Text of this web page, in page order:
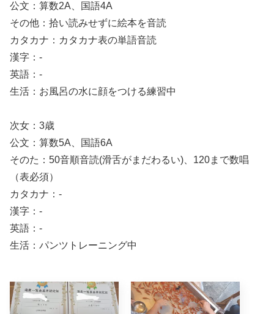
公文：算数2A、国語4A
その他：拾い読みせずに絵本を音読
カタカナ：カタカナ表の単語音読
漢字：-
英語：-
生活：お風呂の水に顔をつける練習中
次女：3歳
公文：算数5A、国語6A
そのた：50音順音読(滑舌がまだわるい)、120まで数唱
（表必須）
カタカナ：-
漢字：-
英語：-
生活：パンツトレーニング中